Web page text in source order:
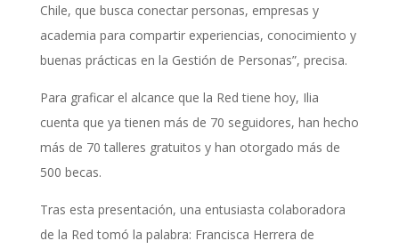
Chile, que busca conectar personas, empresas y
academia para compartir experiencias, conocimiento y
buenas prácticas en la Gestión de Personas”, precisa.
Para graficar el alcance que la Red tiene hoy, Ilia
cuenta que ya tienen más de 70 seguidores, han hecho
más de 70 talleres gratuitos y han otorgado más de
500 becas.
Tras esta presentación, una entusiasta colaboradora
de la Red tomó la palabra: Francisca Herrera de